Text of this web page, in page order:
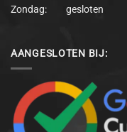
Zondag: gesloten
AANGESLOTEN BIJ: